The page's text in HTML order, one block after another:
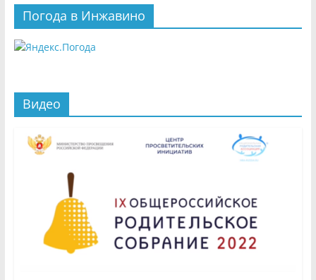
Погода в Инжавино
Видео